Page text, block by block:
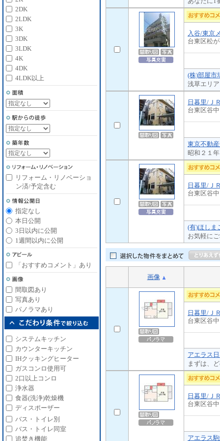
入谷/東京
台東区松
(株)部屋市
浅草エリ
日暮里/Ｊ
台東区谷
東京不動
昭和２１
日暮里/Ｊ
台東区谷
(有)ほしま
お気軽に
画像
日暮里/Ｊ
台東区谷
アエラス
まずは、
日暮里/Ｊ
台東区谷
アエラス
2DK
2LDK
3K
3DK
3LDK
4K
4DK
4LDK以上
リフォーム・リノベーショ
ン済/予定含む
指定なし
本日公開
3日以内に公開
1週間以内に公開
「おすすめコメント」あり
間取図あり
写真あり
パノラマあり
システムキッチン
カウンターキッチン
IHクッキングヒーター
ガスコンロ使用可
2口以上コンロ
浄水器
食器(洗浄)乾燥機
ディスポーザー
バス・トイレ別
バス・トイレ同室
追焚き機能